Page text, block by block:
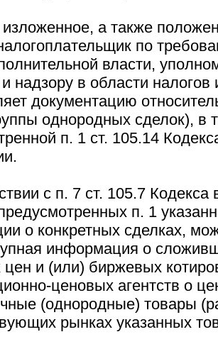
а также
по
власти,
надзору в области налогов
документацию
однородных сделок), в
п. 1 ст. 105.14
с п. 7 ст. 105.7
п. 1
о конкретных сделках,
информация о
и (или) биржевых
ценовых агентств о
(однородные) товары
рынках указанных